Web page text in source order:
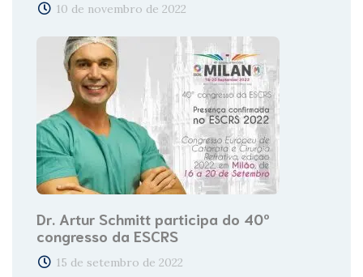
10 de novembro de 2022
Dr. Artur Schmitt participa do 40º
congresso da ESCRS
15 de setembro de 2022